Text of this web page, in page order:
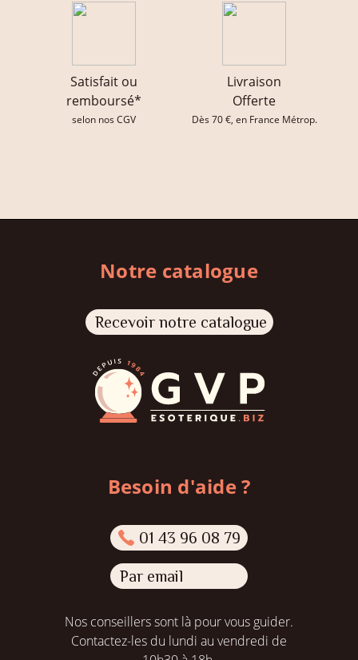
Satisfait ou
remboursé*
selon nos CGV
Livraison
Offerte
Dès 70 €, en France Métrop.
Notre catalogue
Recevoir notre catalogue
Besoin d'aide ?
01 43 96 08 79
Par email
Nos conseillers sont là pour vous guider.
Contactez-les du lundi au vendredi de